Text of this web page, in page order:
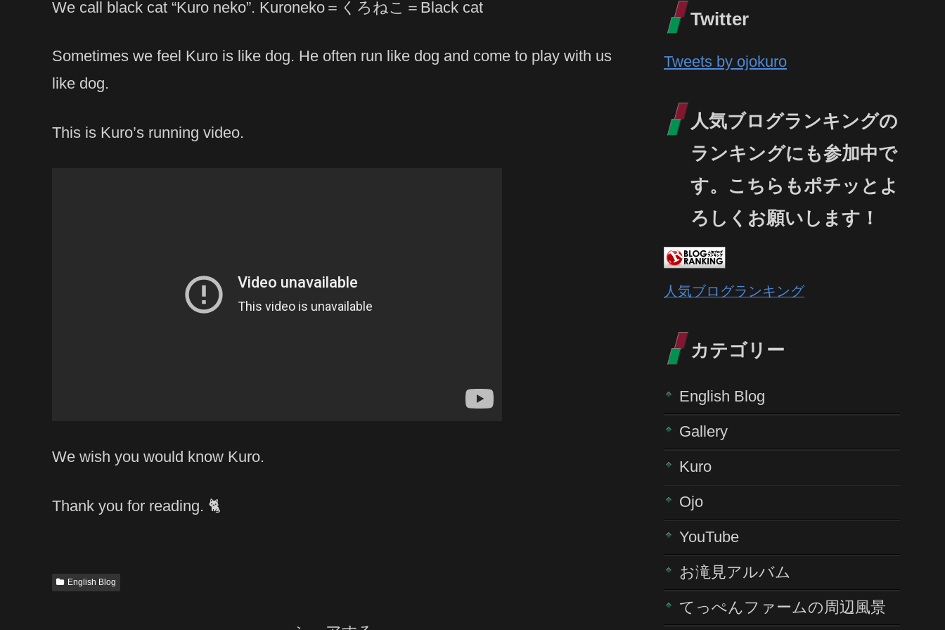
We call black cat “Kuro neko”. Kuroneko＝くろねこ＝Black cat
Sometimes we feel Kuro is like dog. He often run like dog and come to play with us
like dog.
This is Kuro’s running video.
We wish you would know Kuro.
Thank you for reading. 🐈
English Blog
Twitter
Tweets by ojokuro
人気ブログランキングの
ランキングにも参加中で
す。こちらもポチッとよ
ろしくお願いします！
人気ブログランキング
カテゴリー
English Blog
Gallery
Kuro
Ojo
YouTube
お滝見アルバム
てっぺんファームの周辺風景